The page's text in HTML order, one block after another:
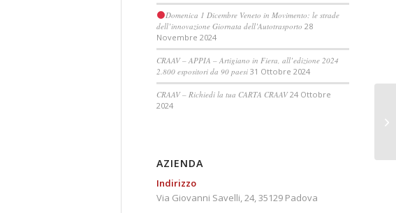
Domenica 1 Dicembre Veneto in Movimento: le strade
dell’innovazione Giornata dell’Autotrasporto 28
Novembre 2024
CRAAV – APPIA – Artigiano in Fiera, all’edizione 2024
2.800 espositori da 90 paesi 31 Ottobre 2024
CRAAV – Richiedi la tua CARTA CRAAV 24 Ottobre
2024
AZIENDA
Indirizzo
Via Giovanni Savelli, 24, 35129 Padova